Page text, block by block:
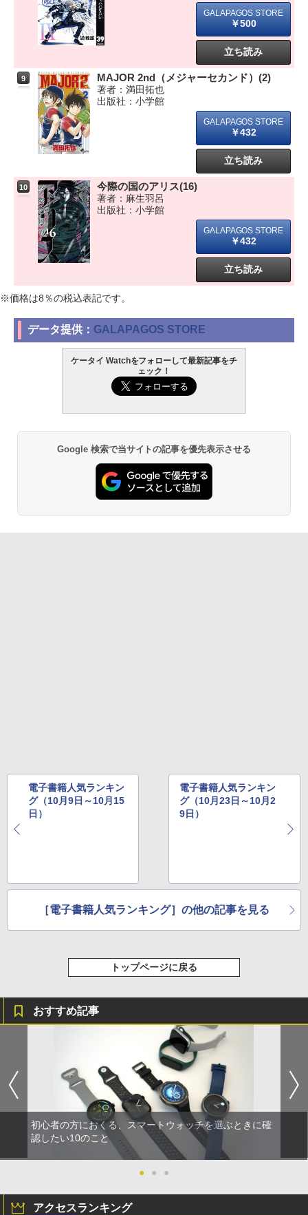
￥500
立ち読み
9 MAJOR 2nd（メジャーセカンド）(2)
著者：満田拓也
出版社：小学館
￥432
立ち読み
10 今際の国のアリス(16)
著者：麻生羽呂
出版社：小学館
￥432
立ち読み
※価格は8％の税込表記です。
データ提供： GALAPAGOS STORE
ケータイ Watchをフォローして最新記事をチ
ェック！
Google 検索で当サイトの記事を優先表示させる
電子書籍人気ランキン
グ（10月9日～10月15
日）
電子書籍人気ランキン
グ（10月23日～10月2
9日）
［電子書籍人気ランキング］の他の記事を見る
トップページに戻る
おすすめ記事
初心者の方におくる、スマートウォッチを選ぶときに確
認したい10のこと
● ● ●
アクセスランキング